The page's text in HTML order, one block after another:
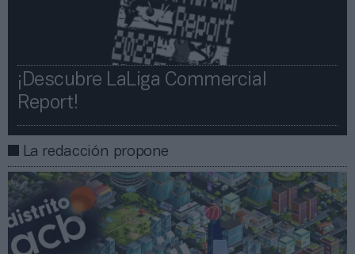
¡Descubre LaLiga Commercial
Report!​​
La redacción propone